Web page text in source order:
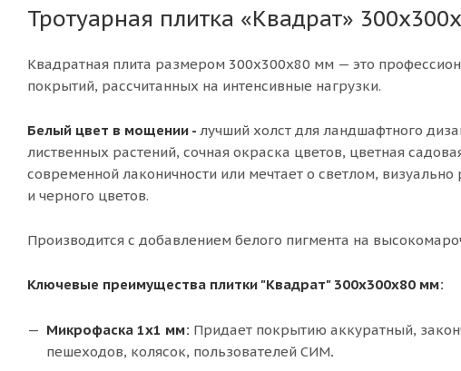
Тротуарная плитка «Квадрат»
Квадратная плита размером 300х300х80 мм — это
покрытий, рассчитанных на интенсивные нагрузки.
Белый цвет в мощении - лучший холст для ландшафтного
лиственных растений, сочная окраска цветов, цветная
современной лаконичности или мечтает о светлом,
и черного цветов.
Производится с добавлением белого пигмента на
Ключевые преимущества плитки "Квадрат" 300х300х80 мм:
Микрофаска 1х1 мм: Придает покрытию аккуратный,
пешеходов, колясок, пользователей СИМ.